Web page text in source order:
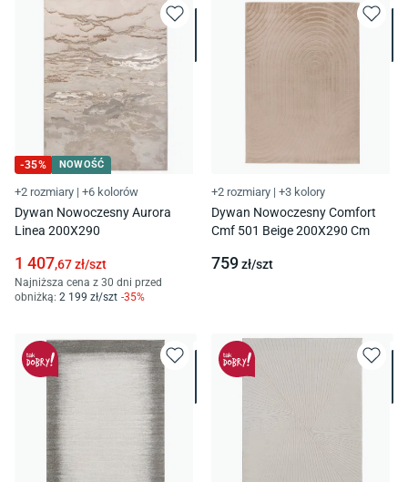
-35% NOWOŚĆ
+2 rozmiary | +6 kolorów
Dywan Nowoczesny Aurora
Linea 200X290
1 407,67zł/szt
Najniższa cena z 30 dni przed
obniżką: 2 199 zł/szt -35%
+2 rozmiary | +3 kolory
Dywan Nowoczesny Comfort
Cmf 501 Beige 200X290 Cm
759zł/szt